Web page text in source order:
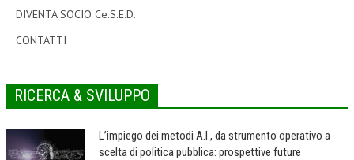
COMITATO EDITORIALE
PEER REVIEW
DIVENTA SOCIO Ce.S.E.D.
CONTATTI
RICERCA & SVILUPPO
L’impiego dei metodi A.I., da strumento operativo a
scelta di politica pubblica: prospettive future